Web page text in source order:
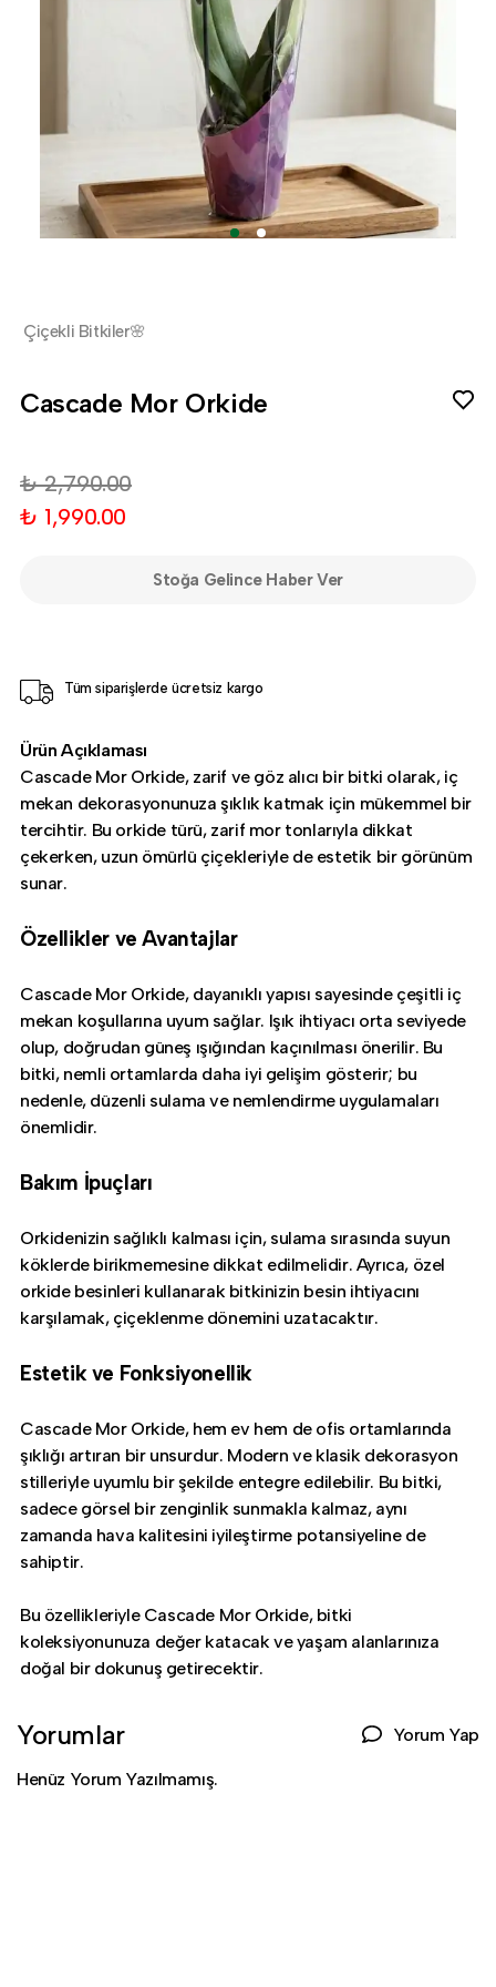
Çiçekli Bitkiler🌸
Cascade Mor Orkide
₺ 2,790.00
₺ 1,990.00
Stoğa Gelince Haber Ver
Tüm siparişlerde ücretsiz kargo
Ürün Açıklaması
Cascade Mor Orkide, zarif ve göz alıcı bir bitki olarak, iç
mekan dekorasyonunuza şıklık katmak için mükemmel bir
tercihtir. Bu orkide türü, zarif mor tonlarıyla dikkat
çekerken, uzun ömürlü çiçekleriyle de estetik bir görünüm
sunar.
Özellikler ve Avantajlar
Cascade Mor Orkide, dayanıklı yapısı sayesinde çeşitli iç
mekan koşullarına uyum sağlar. Işık ihtiyacı orta seviyede
olup, doğrudan güneş ışığından kaçınılması önerilir. Bu
bitki, nemli ortamlarda daha iyi gelişim gösterir; bu
nedenle, düzenli sulama ve nemlendirme uygulamaları
önemlidir.
Bakım İpuçları
Orkidenizin sağlıklı kalması için, sulama sırasında suyun
köklerde birikmemesine dikkat edilmelidir. Ayrıca, özel
orkide besinleri kullanarak bitkinizin besin ihtiyacını
karşılamak, çiçeklenme dönemini uzatacaktır.
Estetik ve Fonksiyonellik
Cascade Mor Orkide, hem ev hem de ofis ortamlarında
şıklığı artıran bir unsurdur. Modern ve klasik dekorasyon
stilleriyle uyumlu bir şekilde entegre edilebilir. Bu bitki,
sadece görsel bir zenginlik sunmakla kalmaz, aynı
zamanda hava kalitesini iyileştirme potansiyeline de
sahiptir.
Bu özellikleriyle Cascade Mor Orkide, bitki
koleksiyonunuza değer katacak ve yaşam alanlarınıza
doğal bir dokunuş getirecektir.
Yorumlar Yorum Yap
Henüz Yorum Yazılmamış.